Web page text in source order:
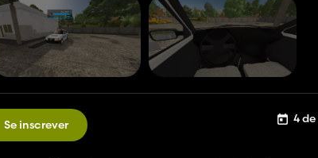
Se inscrever 4